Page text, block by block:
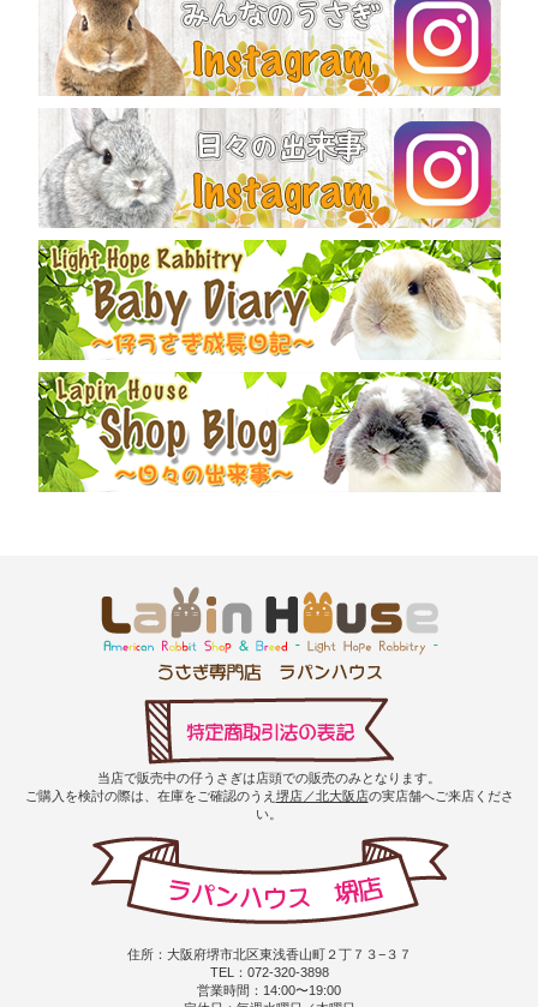
当店で販売中の仔うさぎは店頭での販売のみとなります。
ご購入を検討の際は、在庫をご確認のうえ 堺店／北大阪店の実店舗へご来店くださ
い。
住所：大阪府堺市北区東浅香山町２丁７３−３７
TEL：072-320-3898
営業時間：14:00〜19:00